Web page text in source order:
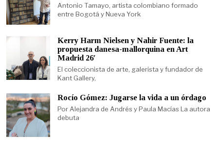
Antonio Tamayo, artista colombiano formado
entre Bogotá y Nueva York
Kerry Harm Nielsen y Nahir Fuente: la
propuesta danesa-mallorquina en Art
Madrid 26′
El coleccionista de arte, galerista y fundador de
Kant Gallery,
Rocío Gómez: Jugarse la vida a un órdago
Por Alejandra de Andrés y Paula Macías La autora
debuta